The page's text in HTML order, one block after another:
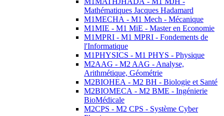
Mathématiques Jacques Hadamard
M1MECHA - M1 Mech - Mécanique
M1MIE - M1 MiE - Master en Economie
M1MPRI - M1 MPRI - Fondements de
l'Informatique
M1PHYSICS - M1 PHYS - Physique
M2AAG - M2 AAG - Analyse,
Arithmétique, Géométrie
M2BIOHEA - M2 BH - Biologie et Santé
M2BIOMECA - M2 BME - Ingénierie
BioMédicale
M2CPS - M2 CPS - Système Cyber